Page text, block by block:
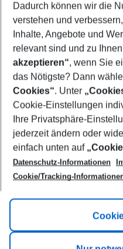
Who will travel
2 adults No
Show
Footer
Footer navigation
Title A
Link A
Dadurch können wir die
verstehen und
Inhalte, Angebote und
relevant sind und zu
akzeptieren“, wenn Sie
das Nötigste? Dann
Cookies“. Unter
Cookie-Einstellungen
Ihre Privatsphäre-
jederzeit ändern oder
einfach unten auf
Datenschutz-Informationen
Cookie/Tracking-